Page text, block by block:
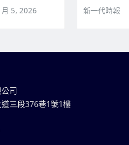
5, 2026 新一代時報
司
三段376巷1號1樓